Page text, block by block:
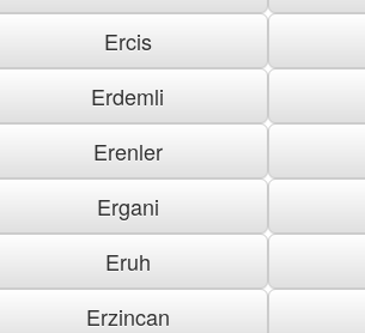
Ercis
Erdemli
Erenler
Ergani
Eruh
Erzincan